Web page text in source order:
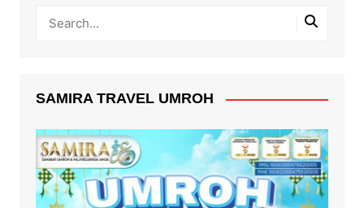
SAMIRA TRAVEL UMROH